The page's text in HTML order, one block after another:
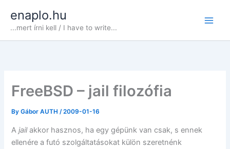
content
enaplo.hu
...mert írni kell / I have to write...
FreeBSD – jail filozófia
ByGábor AUTH/2009-01-16
Ajailakkor hasznos, ha egy gépünk van csak, s ennek
ellenére a futó szolgáltatásokat külön szeretnénk